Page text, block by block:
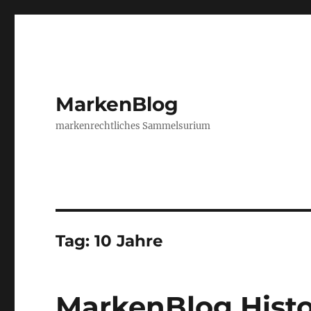
MarkenBlog
markenrechtliches Sammelsurium
Tag:10 Jahre